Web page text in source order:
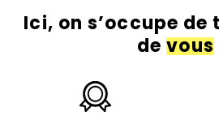
Ici, on s’occupe
devous